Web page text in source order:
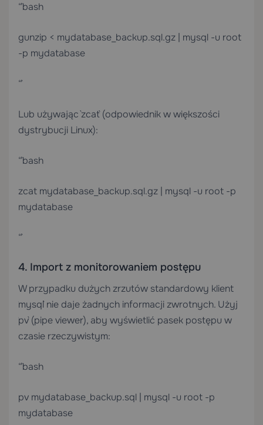
“`bash
gunzip < mydatabase_backup.sql.gz | mysql -u root
-p mydatabase
“`
Lub używając `zcat` (odpowiednik w większości
dystrybucji Linux):
“`bash
zcat mydatabase_backup.sql.gz | mysql -u root -p
mydatabase
“`
4. Import z monitorowaniem postępu
W przypadku dużych zrzutów standardowy klient
`mysql` nie daje żadnych informacji zwrotnych. Użyj
`pv` (pipe viewer), aby wyświetlić pasek postępu w
czasie rzeczywistym:
“`bash
pv mydatabase_backup.sql | mysql -u root -p
mydatabase